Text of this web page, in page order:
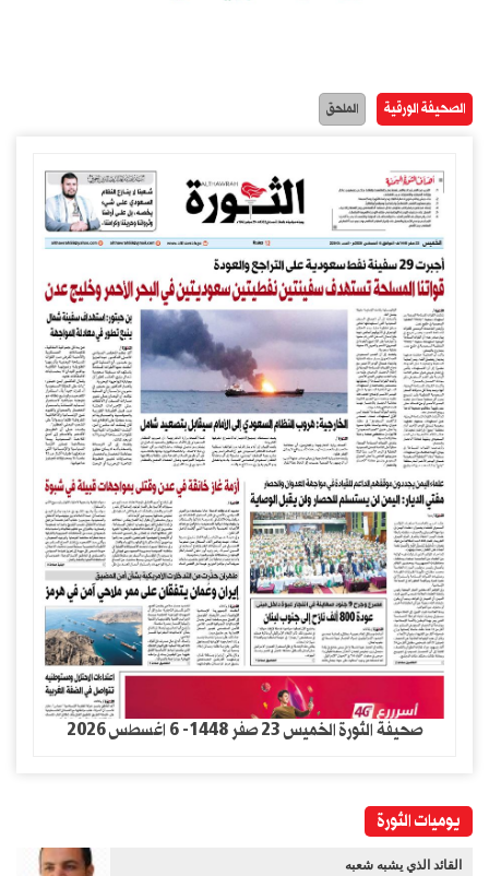
الصحيفة الورقية الملحق
صحيفة الثورة الخميس 23 صفر 1448- 6 اغسطس 2026
يوميات الثورة
القائد الذي يشبه شعبه